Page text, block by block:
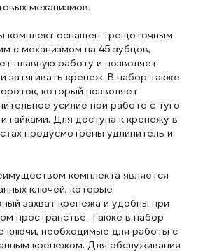
механизмов.
комплект оснащен трещоточным
с механизмом на 45 зубцов,
плавную работу и позволяет
затягивать крепеж. В набор также
который позволяет
усилие при работе с туго
гайками. Для доступа к крепежу в
предусмотрены удлинитель и
комплекта является
ключей, которые
захват крепежа и удобны при
пространстве. Также в набор
ключи, необходимые для работы с
крепежом. Для обслуживания